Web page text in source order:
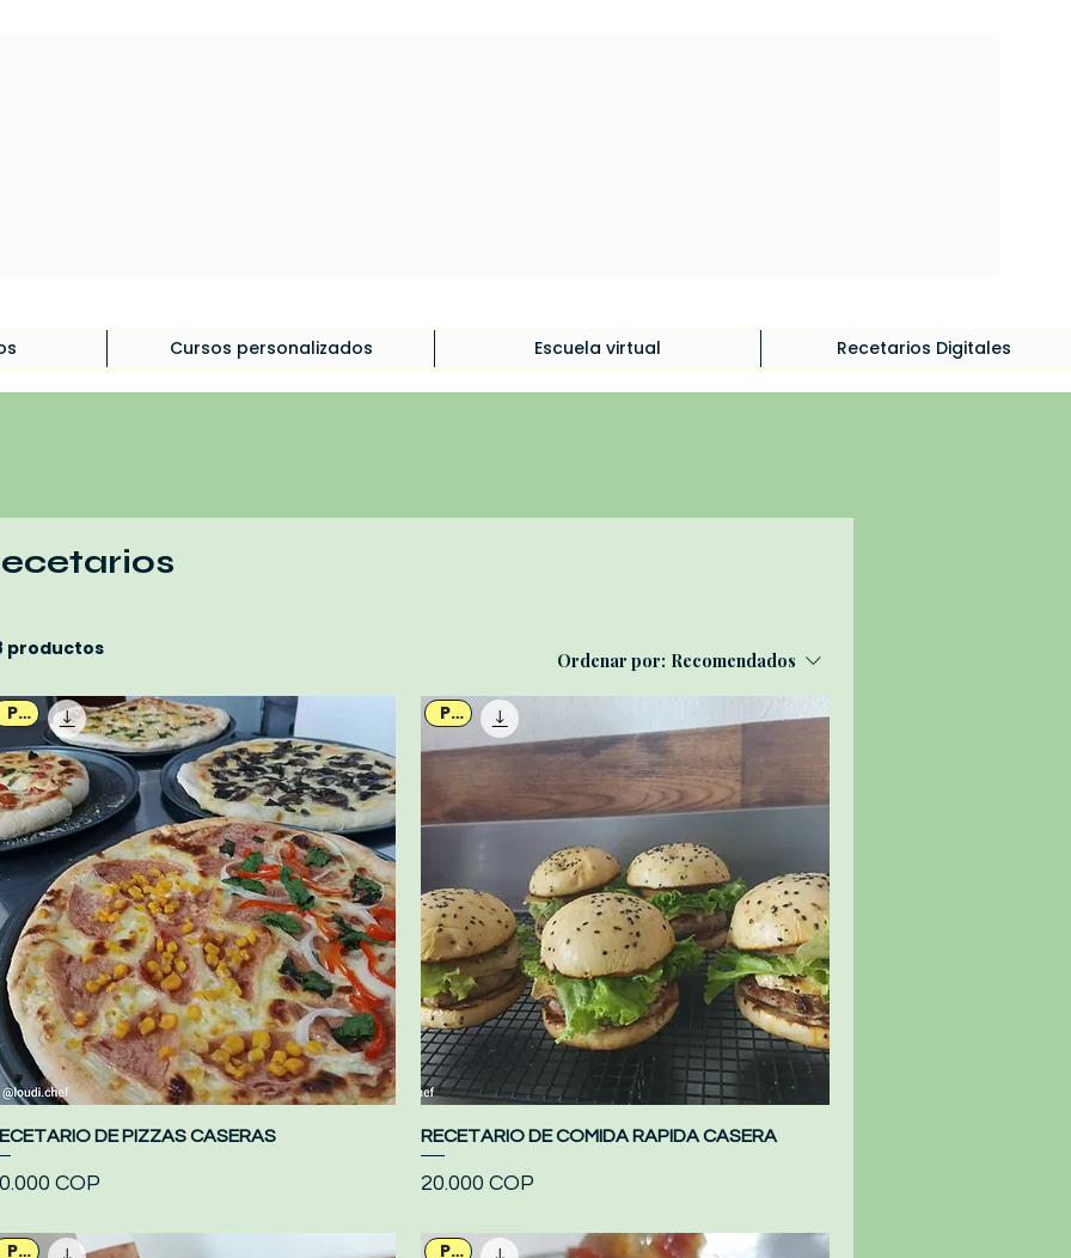
Cursos personalizados Escuela virtual Recetarios Digitales
productos
Ordenar por: Recomendados
Vista rápida
PDF
DE PIZZAS CASERAS
COP
Vista rápida
PDF
RECETARIO DE COMIDA RAPIDA CASERA
Precio
20.000 COP
PDF PDF